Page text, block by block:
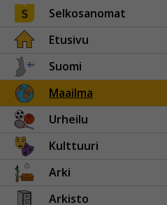
Selkosanomat
Etusivu
Suomi
Maailma
Urheilu
Kulttuuri
Arki
Arkisto